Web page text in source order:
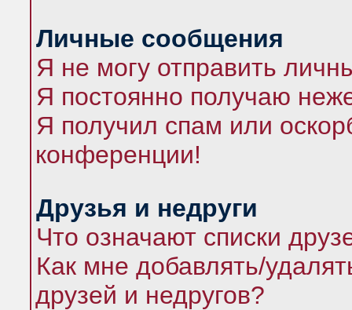
Личные сообщения
Я не могу отправить
Я постоянно получаю
Я получил спам или
конференции!
Друзья и недруги
Что означают списки
Как мне добавлять/
друзей и недругов?